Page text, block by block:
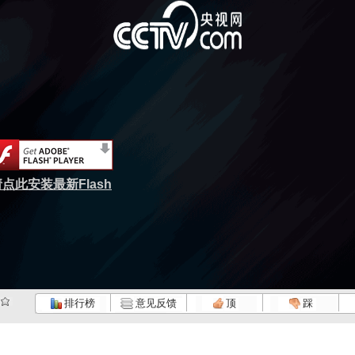
点此安装最新Flash
排行榜 意见反馈 顶 踩